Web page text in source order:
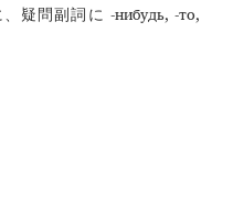
疑問副詞に -нибудь, -то,